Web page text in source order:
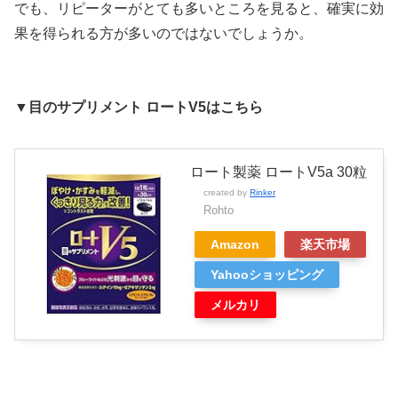
でも、リピーターがとても多いところを見ると、確実に効
果を得られる方が多いのではないでしょうか。
▼目のサプリメント ロートV5はこちら
ロート製薬 ロートV5a 30粒
created by Rinker
Rohto
Amazon 楽天市場
Yahooショッピング
メルカリ